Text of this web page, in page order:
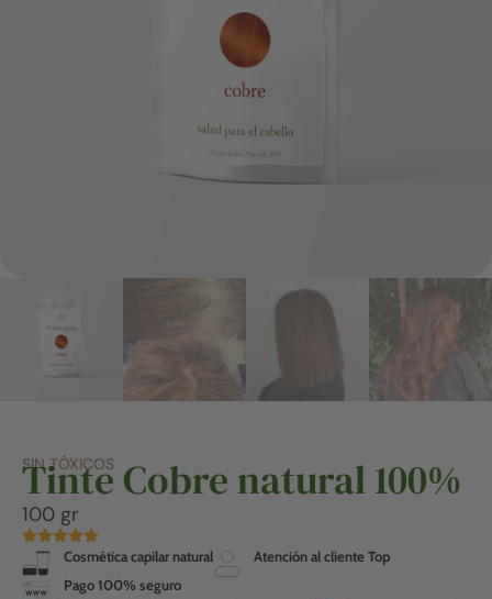
SIN TÓXICOS
Tinte Cobre natural 100%
100 gr
Cosmética capilar natural
Atención al cliente Top
Pago 100% seguro